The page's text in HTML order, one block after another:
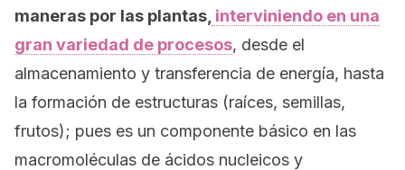
maneras por las plantas, interviniendo en una
gran variedad de procesos, desde el
almacenamiento y transferencia de energía, hasta
la formación de estructuras (raíces, semillas,
frutos); pues es un componente básico en las
macromoléculas de ácidos nucleicos y